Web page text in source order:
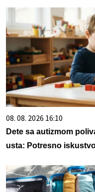
08. 08. 2026 16:10
Dete sa autizmom
usta: Potresno